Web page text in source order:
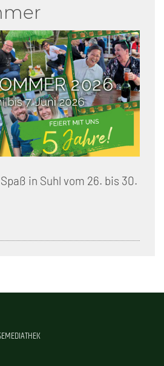
in Suhl vom 26. bis 30.
MEDIATHEK